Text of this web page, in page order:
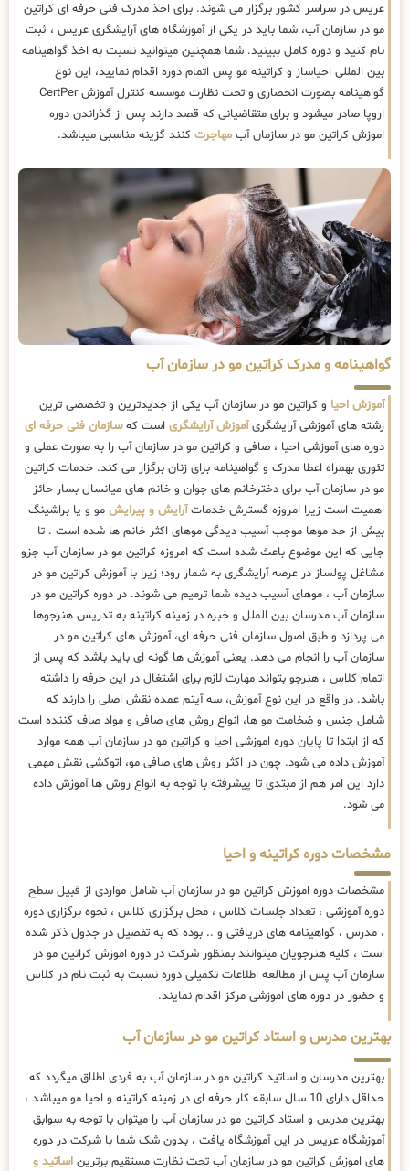
عریس در سراسر کشور برگزار می شوند. برای اخذ مدرک فنی حرفه ای کراتین
مو در سازمان آب، شما باید در یکی از آموزشگاه های آرایشگری عریس ، ثبت
نام کنید و دوره کامل ببینید. شما همچنین میتوانید نسبت به اخذ گواهینامه
بین المللی احیاساز و کراتینه مو پس اتمام دوره اقدام نمایید، این نوع
گواهینامه بصورت انحصاری و تحت نظارت موسسه کنترل آموزش CertPer
اروپا صادر میشود و برای متقاضیانی که قصد دارند پس از گذراندن دوره
اموزش کراتین مو در سازمان آب مهاجرت کنند گزینه مناسبی میباشد.
گواهینامه و مدرک کراتین مو در سازمان آب
آموزش احیا و کراتین مو در سازمان آب یکی از جدیدترین و تخصصی ترین
رشته های آموزشی آرایشگریآموزش آرایشگری است کهسازمان فنی حرفه ای
دوره های آموزشی احیا ، صافی و کراتین مو در سازمان آب را به صورت عملی و
تئوری بهمراه اعطا مدرک و گواهینامه برای زنان برگزار می کند. خدمات کراتین
مو در سازمان آب برای دخترخانم های جوان و خانم های میانسال بسار حائز
اهمیت است زیرا امروزه گسترش خدماتآرایش و پیرایش مو و یا براشینگ
بیش از حد موها موجب آسیب دیدگی موهای اکثر خانم ها شده است . تا
جایی که این موضوع باعث شده است که امروزه کراتین مو در سازمان آب جزو
مشاغل پولساز در عرصه آرایشگری به شمار رود؛ زیرا با آموزش کراتین مو در
سازمان آب ، موهای آسیب دیده شما ترمیم می شوند. در دوره کراتین مو در
سازمان آب مدرسان بین الملل و خبره در زمینه کراتینه به تدریس هنرجوها
می پردازد و طبق اصول سازمان فنی حرفه ای، آموزش های کراتین مو در
سازمان آب را انجام می دهد. یعنی آموزش ها گونه ای باید باشد که پس از
اتمام کلاس ، هنرجو بتواند مهارت لازم برای اشتغال در این حرفه را داشته
باشد. در واقع در این نوع آموزش، سه آیتم عمده نقش اصلی را دارند که
شامل جنس و ضخامت مو ها، انواع روش های صافی و مواد صاف کننده است
که از ابتدا تا پایان دوره اموزشی احیا و کراتین مو در سازمان آب همه موارد
آموزش داده می شود. چون در اکثر روش های صافی مو، اتوکشی نقش مهمی
دارد این امر هم از مبتدی تا پیشرفته با توجه به انواع روش ها آموزش داده
می شود.
مشخصات دوره کراتینه و احیا
مشخصات دوره اموزش کراتین مو در سازمان آب شامل مواردی از قبیل سطح
دوره آموزشی ، تعداد جلسات کلاس ، محل برگزاری کلاس ، نحوه برگزاری دوره
، مدرس ، گواهینامه های دریافتی و .. بوده که به تفصیل در جدول ذکر شده
است ، کلیه هنرجویان میتوانند بمنظور شرکت در دوره اموزش کراتین مو در
سازمان آب پس از مطالعه اطلاعات تکمیلی دوره نسبت به ثبت نام در کلاس
و حضور در دوره های اموزشی مرکز اقدام نمایند.
بهترین مدرس و استاد کراتین مو در سازمان آب
بهترین مدرسان و اساتید کراتین مو در سازمان آب به فردی اطلاق میگردد که
حداقل دارای 10 سال سابقه کار حرفه ای در زمینه کراتینه و احیا مو میباشد ،
بهترین مدرس و استاد کراتین مو در سازمان آب را میتوان با توجه به سوابق
آموزشگاه عریس در این آموزشگاه یافت ، بدون شک شما با شرکت در دوره
های اموزش کراتین مو در سازمان آب تحت نظارت مستقیم برترین اساتید و